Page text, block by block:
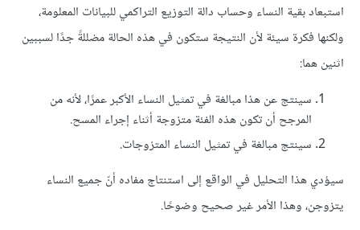
استبعاد بقية النساء وحساب دالة التوزيع التراكمي للبيانات المعلومة،
ولكنها فكرة سيئة لأن النتيجة ستكون في هذه الحالة مضللةً جدًا لسببين
اثنين هما:
سينتج عن هذا مبالغة في تمثيل النساء الأكبر عمرًا، لأنه من
المرجح أن تكون هذه الفئة متزوجة أثناء إجراء المسح.
سينتج مبالغة في تمثيل النساء المتزوجات.
سيؤدي هذا التحليل في الواقع إلى استنتاج مفاده أنّ جميع النساء
يتزوجن، وهذا الأمر غير صحيح وضوحًا.